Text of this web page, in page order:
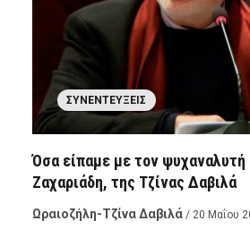
ΣΥΝΕΝΤΕΎΞΕΙΣ
Όσα είπαμε με τον
Ζαχαριάδη, της Τζίνας Δαβιλά
Ωραιοζήλη-Τζίνα Δαβιλά / 20 Μαΐου